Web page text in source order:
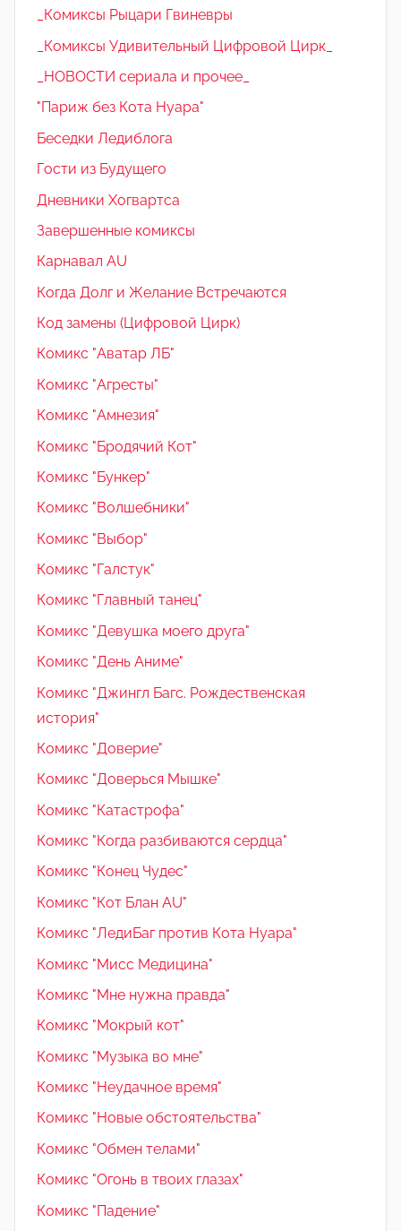
_Комиксы Рыцари Гвиневры
_Комиксы Удивительный Цифровой Цирк_
_НОВОСТИ сериала и прочее_
"Париж без Кота Нуара"
Беседки Ледиблога
Гости из Будущего
Дневники Хогвартса
Завершенные комиксы
Карнавал AU
Когда Долг и Желание Встречаются
Код замены (Цифровой Цирк)
Комикс "Аватар ЛБ"
Комикс "Агресты"
Комикс "Амнезия"
Комикс "Бродячий Кот"
Комикс "Бункер"
Комикс "Волшебники"
Комикс "Выбор"
Комикс "Галстук"
Комикс "Главный танец"
Комикс "Девушка моего друга"
Комикс "День Аниме"
Комикс "Джингл Багс. Рождественская
история"
Комикс "Доверие"
Комикс "Доверься Мышке"
Комикс "Катастрофа"
Комикс "Когда разбиваются сердца"
Комикс "Конец Чудес"
Комикс "Кот Блан AU"
Комикс "ЛедиБаг против Кота Нуара"
Комикс "Мисс Медицина"
Комикс "Мне нужна правда"
Комикс "Мокрый кот"
Комикс "Музыка во мне"
Комикс "Неудачное время"
Комикс "Новые обстоятельства"
Комикс "Обмен телами"
Комикс "Огонь в твоих глазах"
Комикс "Падение"